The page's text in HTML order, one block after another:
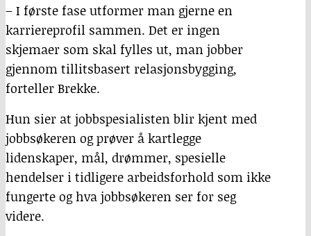
– I første fase utformer man gjerne en
karriereprofil sammen. Det er ingen
skjemaer som skal fylles ut, man jobber
gjennom tillitsbasert relasjonsbygging,
forteller Brekke.
Hun sier at jobbspesialisten blir kjent med
jobbsøkeren og prøver å kartlegge
lidenskaper, mål, drømmer, spesielle
hendelser i tidligere arbeidsforhold som ikke
fungerte og hva jobbsøkeren ser for seg
videre.